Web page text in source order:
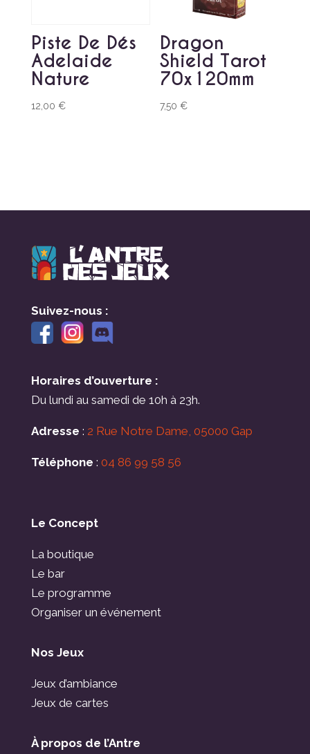
Piste De Dés
Adelaide
Nature
12,00 €
Dragon
Shield Tarot
70x120mm
7,50€
Suivez-nous :
Horaires d’ouverture :
Du lundi au samedi de 10h à 23h.
Adresse : 2 Rue Notre Dame, 05000 Gap
Téléphone : 04 86 99 58 56
Le Concept
La boutique
Le bar
Le programme
Organiser un événement
Nos Jeux
Jeux d’ambiance
Jeux de cartes
À propos de l’Antre